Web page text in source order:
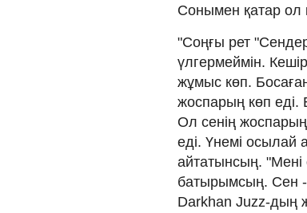
Сонымен қатар ол
"Соңғы рет
үлгермеймін.
жұмыс көп.
жоспарың көп еді.
Ол сенің
еді. Үнемі осылай
айтатынсың.
батырымсың. Сен
Darkhan Juzz-дың